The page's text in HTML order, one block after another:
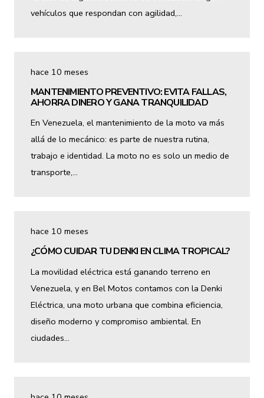
vehículos que respondan con agilidad,…
hace 10 meses
MANTENIMIENTO PREVENTIVO: EVITA FALLAS,
AHORRA DINERO Y GANA TRANQUILIDAD
En Venezuela, el mantenimiento de la moto va más
allá de lo mecánico: es parte de nuestra rutina,
trabajo e identidad. La moto no es solo un medio de
transporte,…
hace 10 meses
¿CÓMO CUIDAR TU DENKI EN CLIMA TROPICAL?
La movilidad eléctrica está ganando terreno en
Venezuela, y en Bel Motos contamos con la Denki
Eléctrica, una moto urbana que combina eficiencia,
diseño moderno y compromiso ambiental. En
ciudades…